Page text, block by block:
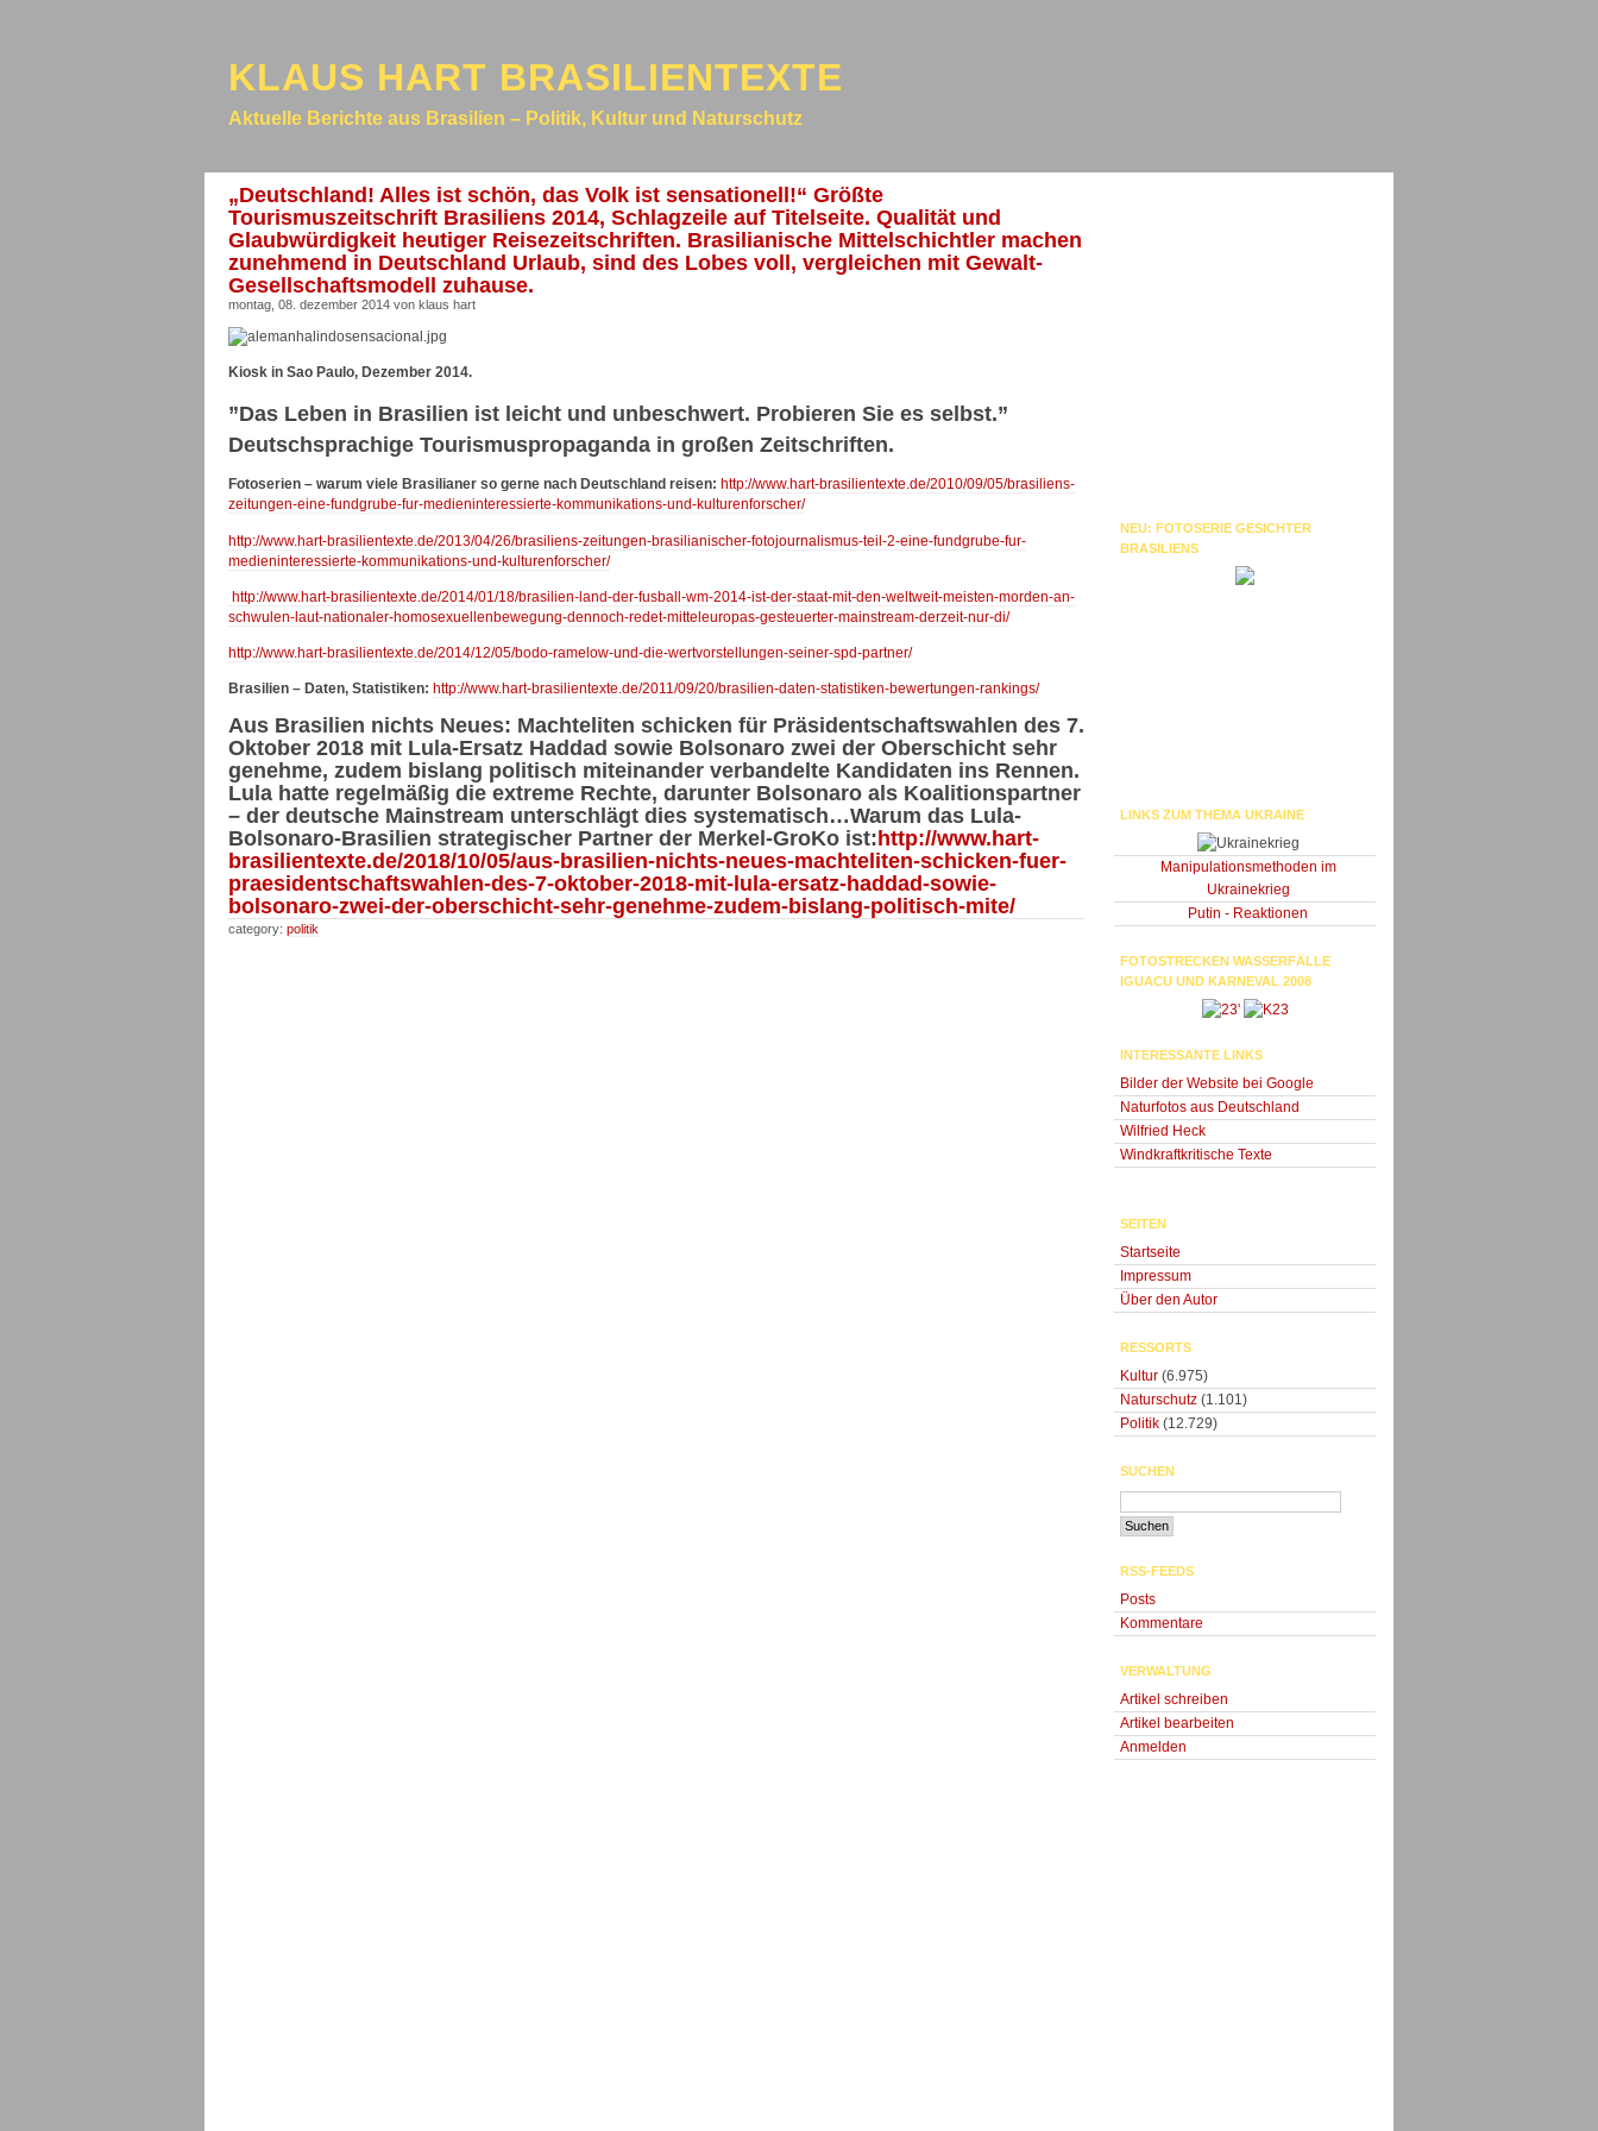
KLAUS HART BRASILIENTEXTE
Aktuelle Berichte aus Brasilien – Politik, Kultur und Naturschutz
„Deutschland! Alles ist schön, das Volk ist sensationell!“ Größte
Tourismuszeitschrift Brasiliens 2014, Schlagzeile auf Titelseite. Qualität und
Glaubwürdigkeit heutiger Reisezeitschriften. Brasilianische Mittelschichtler machen
zunehmend in Deutschland Urlaub, sind des Lobes voll, vergleichen mit Gewalt-
Gesellschaftsmodell zuhause.
montag, 08. dezember 2014 von klaus hart
Kiosk in Sao Paulo, Dezember 2014.
”Das Leben in Brasilien ist leicht und unbeschwert. Probieren Sie es selbst.”
Deutschsprachige Tourismuspropaganda in großen Zeitschriften.
Fotoserien – warum viele Brasilianer so gerne nach Deutschland reisen: http://www.hart-brasilientexte.de/2010/09/05/brasiliens-
zeitungen-eine-fundgrube-fur-medieninteressierte-kommunikations-und-kulturenforscher/
http://www.hart-brasilientexte.de/2013/04/26/brasiliens-zeitungen-brasilianischer-fotojournalismus-teil-2-eine-fundgrube-fur-
medieninteressierte-kommunikations-und-kulturenforscher/
http://www.hart-brasilientexte.de/2014/01/18/brasilien-land-der-fusball-wm-2014-ist-der-staat-mit-den-weltweit-meisten-morden-an-
schwulen-laut-nationaler-homosexuellenbewegung-dennoch-redet-mitteleuropas-gesteuerter-mainstream-derzeit-nur-di/
http://www.hart-brasilientexte.de/2014/12/05/bodo-ramelow-und-die-wertvorstellungen-seiner-spd-partner/
Brasilien – Daten, Statistiken: http://www.hart-brasilientexte.de/2011/09/20/brasilien-daten-statistiken-bewertungen-rankings/
Aus Brasilien nichts Neues: Machteliten schicken für Präsidentschaftswahlen des 7.
Oktober 2018 mit Lula-Ersatz Haddad sowie Bolsonaro zwei der Oberschicht sehr
genehme, zudem bislang politisch miteinander verbandelte Kandidaten ins Rennen.
Lula hatte regelmäßig die extreme Rechte, darunter Bolsonaro als Koalitionspartner
– der deutsche Mainstream unterschlägt dies systematisch…Warum das Lula-
Bolsonaro-Brasilien strategischer Partner der Merkel-GroKo ist: http://www.hart-
brasilientexte.de/2018/10/05/aus-brasilien-nichts-neues-machteliten-schicken-fuer-
praesidentschaftswahlen-des-7-oktober-2018-mit-lula-ersatz-haddad-sowie-
bolsonaro-zwei-der-oberschicht-sehr-genehme-zudem-bislang-politisch-mite/
category: politik
NEU: FOTOSERIE GESICHTER
BRASILIENS
LINKS ZUM THEMA UKRAINE
Manipulationsmethoden im
Ukrainekrieg
Putin - Reaktionen
FOTOSTRECKEN WASSERFÄLLE
IGUACU UND KARNEVAL 2008
'
INTERESSANTE LINKS
Bilder der Website bei Google
Naturfotos aus Deutschland
Wilfried Heck
Windkraftkritische Texte
SEITEN
Startseite
Impressum
Über den Autor
RESSORTS
Kultur (6.975)
Naturschutz (1.101)
Politik (12.729)
SUCHEN
RSS-FEEDS
Posts
Kommentare
VERWALTUNG
Artikel schreiben
Artikel bearbeiten
Anmelden